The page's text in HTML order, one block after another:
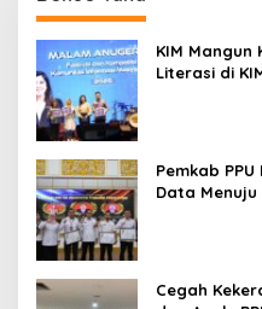
KIM Mangun
Literasi di
Pemkab
Data
Cegah